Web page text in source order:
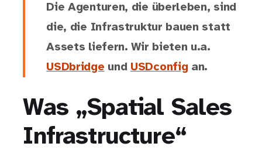
Die Agenturen, die überleben, sind
die, die Infrastruktur bauen statt
Assets liefern. Wir bieten u.a.
USDbridge und USDconfig an.
Was „Spatial Sales
Infrastructure“